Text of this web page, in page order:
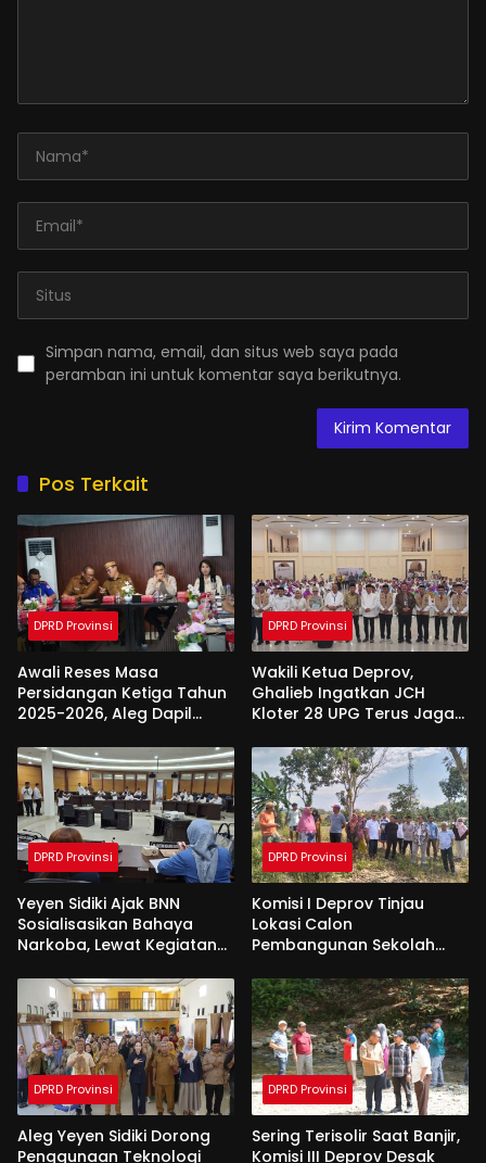
Simpan nama, email, dan situs web saya pada
peramban ini untuk komentar saya berikutnya.
Pos Terkait
DPRD Provinsi
Awali Reses Masa
Persidangan Ketiga Tahun
2025-2026, Aleg Dapil
Apresiasi Dari Pemda
DPRD Provinsi
Wakili Ketua Deprov,
Ghalieb Ingatkan JCH
Kloter 28 UPG Terus Jaga
Tanah Suci
DPRD Provinsi
Yeyen Sidiki Ajak BNN
Sosialisasikan Bahaya
Narkoba, Lewat Kegiatan
DPRD Provinsi
Komisi I Deprov Tinjau
Lokasi Calon
Pembangunan Sekolah
DPRD Provinsi
Aleg Yeyen Sidiki Dorong
Penggunaan Teknologi
DPRD Provinsi
Sering Terisolir Saat Banjir,
Komisi III Deprov Desak